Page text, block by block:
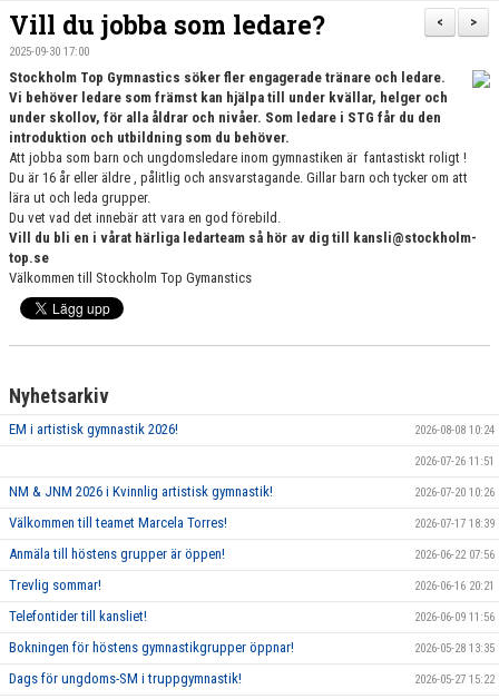
OM FÖRENINGEN
STG-HALLEN
VÄRDEGRUND
FÖRENINGSPRODUKTER
KONTAKT
MÄRKESTAGNING
>
<
Vill du jobba som ledare?
2025-09-30 17:00
Stockholm Top Gymnastics söker fler engagerade tränare och ledare.
Vi behöver ledare som främst kan hjälpa till under kvällar, helger och
under skollov, för alla åldrar och nivåer. Som ledare i STG får du den
introduktion och utbildning som du behöver.
Att jobba som barn och ungdomsledare inom gymnastiken är fantastiskt roligt !
Du är 16 år eller äldre , pålitlig och ansvarstagande. Gillar barn och tycker om att
lära ut och leda grupper.
Du vet vad det innebär att vara en god förebild.
Vill du bli en i vårat härliga ledarteam så hör av dig till kansli@stockholm-
top.se
Välkommen till Stockholm Top Gymanstics
Nyhetsarkiv
EM i artistisk gymnastik 2026! 2026-08-08 10:24
2026-07-26 11:51
NM & JNM 2026 i Kvinnlig artistisk gymnastik! 2026-07-20 10:26
Välkommen till teamet Marcela Torres! 2026-07-17 18:39
Anmäla till höstens grupper är öppen! 2026-06-22 07:56
Trevlig sommar! 2026-06-16 20:21
Telefontider till kansliet! 2026-06-09 11:56
Bokningen för höstens gymnastikgrupper öppnar! 2026-05-28 13:35
Dags för ungdoms-SM i truppgymnastik! 2026-05-27 15:22